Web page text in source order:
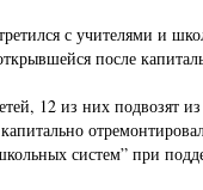
с учителями и
после
12 из них подвозят
систем” при